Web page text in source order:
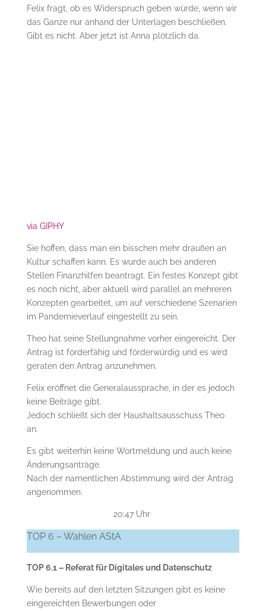
Felix fragt, ob es Widerspruch geben würde, wenn wir
das Ganze nur anhand der Unterlagen beschließen.
Gibt es nicht. Aber jetzt ist Anna plötzlich da.
via GIPHY
Sie hoffen, dass man ein bisschen mehr draußen an
Kultur schaffen kann. Es wurde auch bei anderen
Stellen Finanzhilfen beantragt. Ein festes Konzept gibt
es noch nicht, aber aktuell wird parallel an mehreren
Konzepten gearbeitet, um auf verschiedene Szenarien
im Pandemieverlauf eingestellt zu sein.
Theo hat seine Stellungnahme vorher eingereicht. Der
Antrag ist förderfähig und förderwürdig und es wird
geraten den Antrag anzunehmen.
Felix eröffnet die Generalaussprache, in der es jedoch
keine Beiträge gibt.
Jedoch schließt sich der Haushaltsausschuss Theo
an.
Es gibt weiterhin keine Wortmeldung und auch keine
Änderungsanträge.
Nach der namentlichen Abstimmung wird der Antrag
angenommen.
20:47 Uhr
TOP 6 – Wahlen AStA
TOP 6.1 – Referat für Digitales und Datenschutz
Wie bereits auf den letzten Sitzungen gibt es keine
eingereichten Bewerbungen oder